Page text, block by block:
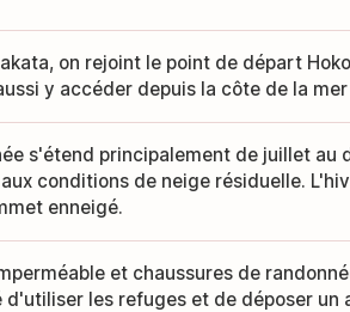
on rejoint le point de départ
y accéder depuis la côte de la
s'étend principalement de juillet au
conditions de neige résiduelle.
enneigé.
et chaussures de
les refuges et de déposer un